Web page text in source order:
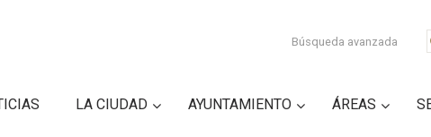
Búsqueda avanzada
LA CIUDAD AYUNTAMIENTO ÁREAS